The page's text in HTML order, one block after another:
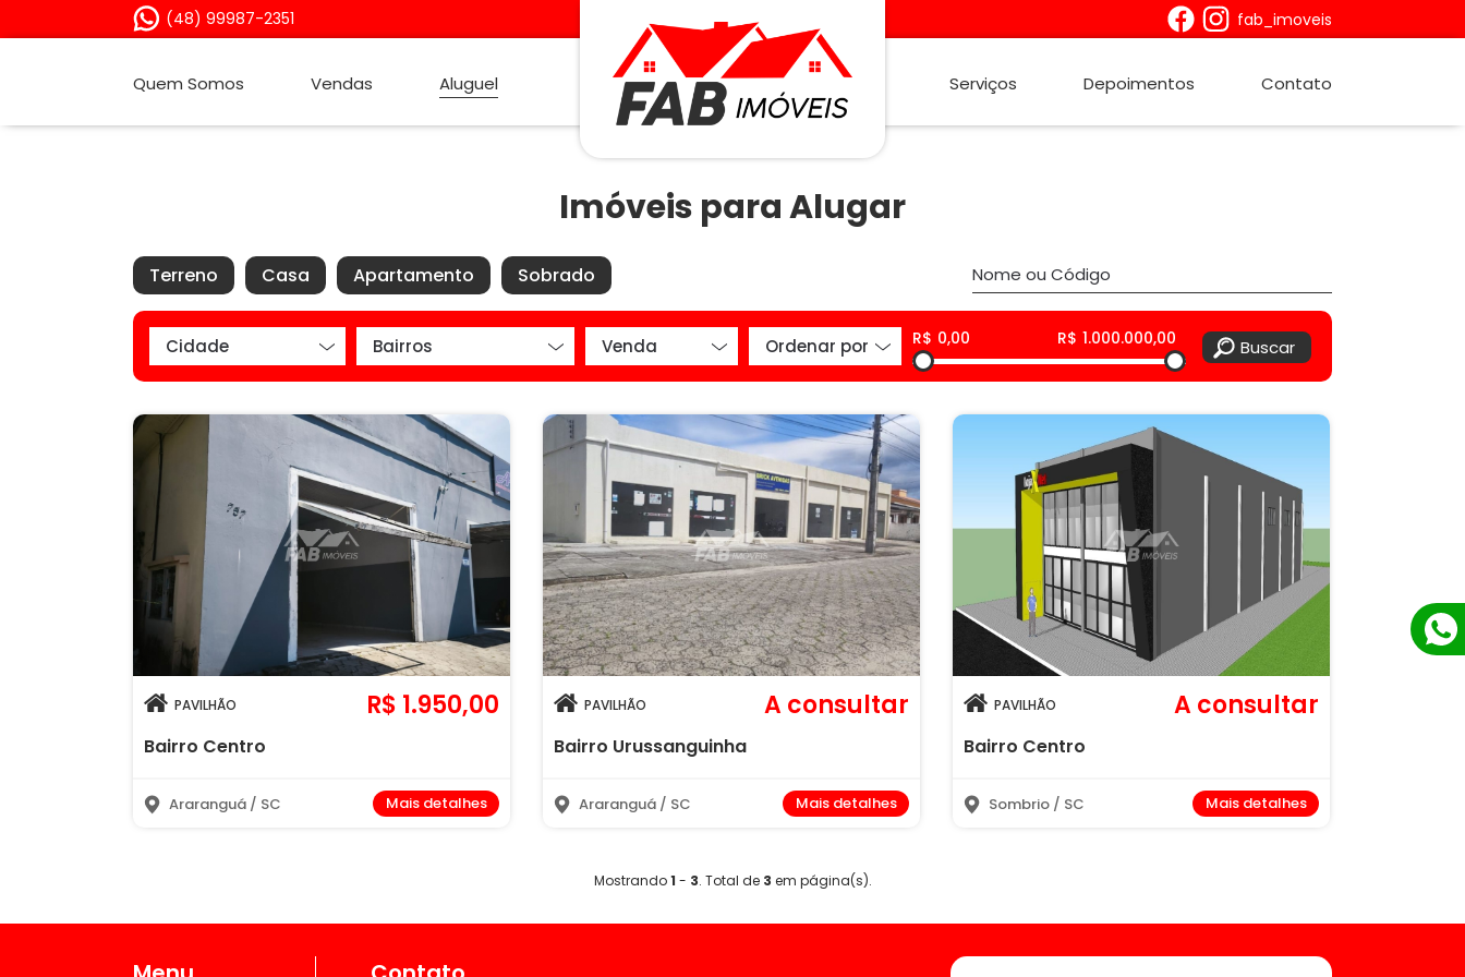
(48) 99987-2351 fab_imoveis
Quem Somos Vendas Aluguel Serviços Depoimentos Contato
Imóveis para Alugar
Terreno Casa Apartamento Sobrado
R$ R$
R$ 1.950,00
PAVILHÃO
Bairro Centro
Araranguá / SC Mais detalhes
A consultar
PAVILHÃO
Bairro Urussanguinha
Araranguá / SC Mais detalhes
A consultar
PAVILHÃO
Bairro Centro
Sombrio / SC Mais detalhes
Mostrando1 - 3. Total de 3 em página(s).